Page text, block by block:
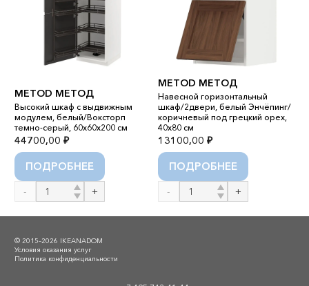
METOD МЕТОД
Высокий шкаф с выдвижным
модулем, белый/Воксторп
темно-серый, 60x60x200 см
44700,00 ₽
ПОДРОБНЕЕ
Количество
товара
METOD
METOD МЕТОД
Навесной горизонтальный
шкаф/2двери, белый Энчёпинг/
коричневый под грецкий орех,
40x80 см
13100,00 ₽
ПОДРОБНЕЕ
Количество
товара
METOD
© 2015–2026 IKEANADOM
Условия оказания услуг
Политика конфиденциальности